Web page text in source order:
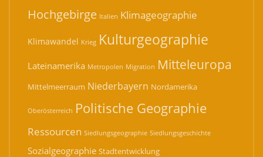
Hochgebirge Italien Klimageographie
Klimawandel Krieg Kulturgeographie
Lateinamerika Metropolen Migration Mitteleuropa
Mittelmeerraum Niederbayern Nordamerika
Oberösterreich Politische Geographie
Ressourcen Siedlungsgeographie Siedlungsgeschichte
Sozialgeographie Stadtentwicklung